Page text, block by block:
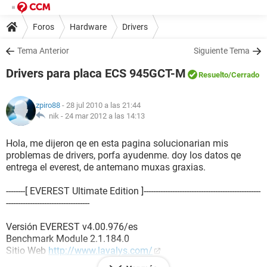
Foros Hardware Drivers
Tema Anterior Siguiente Tema
Drivers para placa ECS 945GCT-M Resuelto/Cerrado
zpiro88 - 28 jul 2010 a las 21:44
nik - 24 mar 2012 a las 14:13
Hola, me dijeron qe en esta pagina solucionarian mis
problemas de drivers, porfa ayudenme. doy los datos qe
entrega el everest, de antemano muxas graxias.
--------[ EVEREST Ultimate Edition ]-------------------------------------------------
-----------------------------------
Versión EVEREST v4.00.976/es
Benchmark Module 2.1.184.0
Sitio Web http://www.lavalys.com/
Tipo de informe Asistente de informes